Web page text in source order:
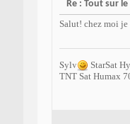
Re : Tout sur
Salut! chez moi
Sylv
StarSat
TNT Sat Humax